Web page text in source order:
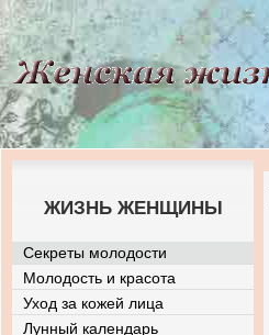
ЖИЗНЬ ЖЕНЩИНЫ
Секреты молодости
Молодость и красота
Уход за кожей лица
Лунный календарь